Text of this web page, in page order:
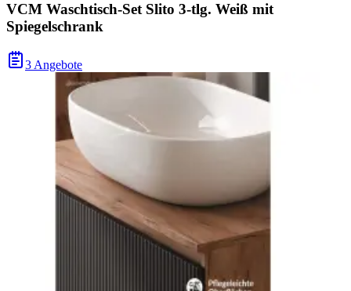
VCM Waschtisch-Set Slito 3-tlg. Weiß mit
Spiegelschrank
3 Angebote